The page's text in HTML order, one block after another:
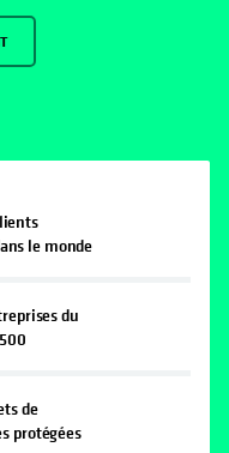
le monde
du
de
protégées